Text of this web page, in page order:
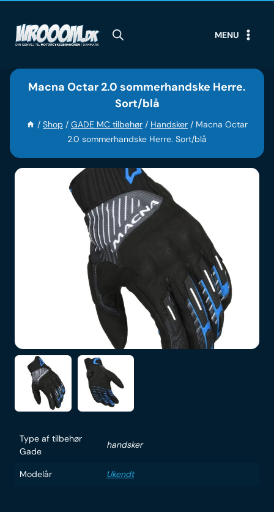
content
MENU
Macna Octar 2.0 sommerhandske Herre.
Sort/blå
/ Shop / GADE MC tilbehør / Handsker / Macna Octar
2.0 sommerhandske Herre. Sort/blå
Type af tilbehør
Gade
handsker
Modelår Ukendt